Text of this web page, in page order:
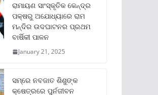
ରାମାୟଣ ସାଂସ୍କୃତିକ କେନ୍ଦ୍ର
ପକ୍ଷରୁ ଅଯୋଧ୍ୟାରେ ରାମ
ମନ୍ଦିର ଉଦଘାଟନର ପ୍ରଥମ
ବାର୍ଷିକୀ ପାଳନ
January 21, 2025
ସମ୍‌ରେ ନବଜାତ ଶିଶୁଙ୍କ
କ୍ଷେତ୍ରରେ ପୁର୍ନଜୀବନ